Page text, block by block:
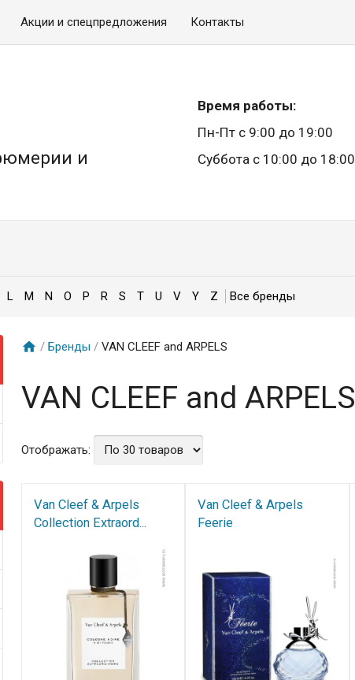
Акции и спецпредложения Контакты
и
Время работы:
Пн-Пт с 9:00 до 19:00
Суббота с 10:00 до 18:00
L M N O P R S T U V Y Z
/ Бренды /VAN CLEEF and ARPELS
VAN CLEEF and ARPELS
Отображать:
Van Cleef & Arpels
Collection Extraord...
Van Cleef & Arpels
Feerie